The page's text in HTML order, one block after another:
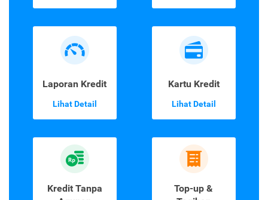
Laporan Kredit
Lihat Detail
Kartu Kredit
Lihat Detail
Kredit Tanpa
Top-up &